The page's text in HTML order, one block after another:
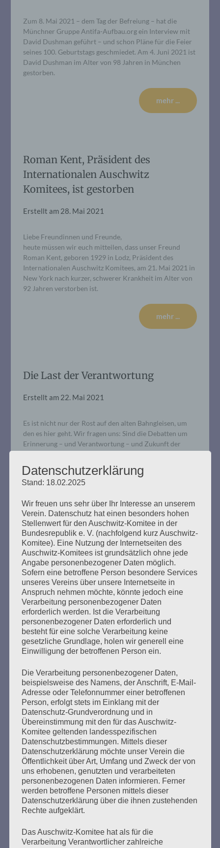
Zum 8. Mai 2021 – dem Tag der Befreiung – hat die
Münchner Gruppe Antifa-Aufbau.org ein Interview mit
David Dushman geführt – und schon Pläne für die Feier
seines 100. Geburtstags geschmiedet. Am 4. Juni 2021 ist
David Dushman im Alter von 98 Jahren in München
gestorben.
mehr ...
Roman Kent, Präsident des
Internationalen Auschwitz
Komitees, ist gestorben
Erstellt am 28. Mai 2021
Liebe Freundinnen und Freunde,
heute müssen wir euch mitteilen, dass unser Freund
Roman Kent, geboren 1929 in Lodz, Präsident des
Internationalen Auschwitz Komitees, am 21. Mai 2021 in
New York nach kurzer, schwerer Krankheit im Alter von
92 Jahren verstorben ist.
mehr ...
Die Last der Verantwortung
Erstellt am 22. Mai 2021
Es ist nicht nur der Rost auf den alten Bahngleisen, um
den es hier geht. Wir fragen uns: Sind die Debatten um
Erinnerung – und Verantwortung – und Zukunft der
ernsthaft genug geführt worden?
Gedenken am Gedenkort
Hannoverscher Bahnhof
Erstellt am16. Mai 2021
Am 16. Mai jährte sich der Tag der Deportation der Roma
und Sinti nach Belzec zum 81. Mal. Daran erinnerten der
Landesverein der Sinti in Hamburg, die Rom und Cinti
Union und Freunde am denk.mal Hannoverscher
Bahnhof. Die Einschränkungen durch Corona erlaubten
ermordeten Roma und Sinti…
mehr ...
Seitennummerierung
der
Beiträge
Zurück 15 Weiter
Esther Bejarano - 16. Dezember 2019
Datenschutzerklärung
Stand: 18.02.2025
Wir freuen uns sehr über Ihr Interesse an unserem
Verein. Datenschutz hat einen besonders hohen
Stellenwert für den Auschwitz-Komitee in der
Bundesrepublik e. V. (nachfolgend kurz Auschwitz-
Komitee). Eine Nutzung der Internetseiten des
Auschwitz-Komitees ist grundsätzlich ohne jede
Angabe personenbezogener Daten möglich.
Sofern eine betroffene Person besondere Services
unseres Vereins über unsere Internetseite in
Anspruch nehmen möchte, könnte jedoch eine
Verarbeitung personenbezogener Daten
erforderlich werden. Ist die Verarbeitung
personenbezogener Daten erforderlich und
besteht für eine solche Verarbeitung keine
gesetzliche Grundlage, holen wir generell eine
Einwilligung der betroffenen Person ein.
Die Verarbeitung personenbezogener Daten,
beispielsweise des Namens, der Anschrift, E-Mail-
Adresse oder Telefonnummer einer betroffenen
Person, erfolgt stets im Einklang mit der
Datenschutz-Grundverordnung und in
Übereinstimmung mit den für das Auschwitz-
Komitee geltenden landesspezifischen
Datenschutzbestimmungen. Mittels dieser
Datenschutzerklärung möchte unser Verein die
Öffentlichkeit über Art, Umfang und Zweck der von
uns erhobenen, genutzten und verarbeiteten
personenbezogenen Daten informieren. Ferner
werden betroffene Personen mittels dieser
Datenschutzerklärung über die ihnen zustehenden
Rechte aufgeklärt.
Das Auschwitz-Komitee hat als für die
Verarbeitung Verantwortlicher zahlreiche